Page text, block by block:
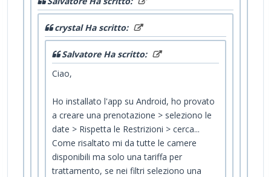
crystal Ha scritto:
Salvatore Ha scritto:
Ciao,
Ho installato l'app su Android, ho provato
a creare una prenotazione > seleziono le
date > Rispetta le Restrizioni > cerca...
Come risaltato mi da tutte le camere
disponibili ma solo una tariffa per
trattamento, se nei filtri seleziono una